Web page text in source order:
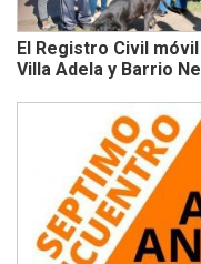
El Registro Civil
Villa Adela y Barrio